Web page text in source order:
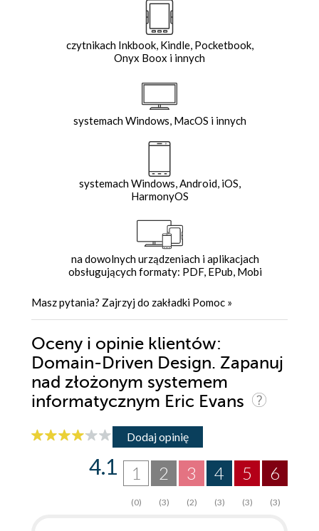
czytnikach Inkbook, Kindle, Pocketbook,
Onyx Boox i innych
systemach Windows, MacOS i innych
systemach Windows, Android, iOS,
HarmonyOS
na dowolnych urządzeniach i aplikacjach
obsługujących formaty: PDF, EPub, Mobi
Masz pytania? Zajrzyj do zakładki Pomoc »
Oceny i opinie klientów:
Domain-Driven Design. Zapanuj
nad złożonym systemem
informatycznym Eric Evans
Dodaj opinię
6
(3)
5
(3)
4
(3)
3
(2)
2
(3)
1
(0)
4.1